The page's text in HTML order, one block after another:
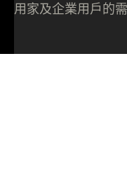
用家及企業用戶的